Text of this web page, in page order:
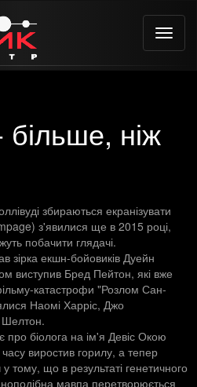
Toggle
ніж
збираються екранізувати
з'явилися ще в 2015 році,
побачити глядачі.
зірка екшн-бойовиків Дуейн
виступив Бред Пейтон, які вже
катастрофи "Розлом Сан-
Наомі Харріс, Джо
Шелтон.
про біолога на ім'я Девіс Окою
виростив горилу, а тепер
у тому, що в результаті генетичного
мавпа перетворюється